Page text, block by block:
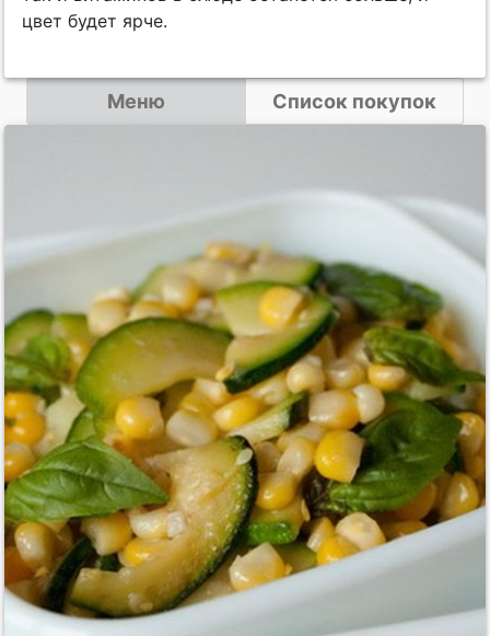
цвет будет ярче.
Меню Список покупок